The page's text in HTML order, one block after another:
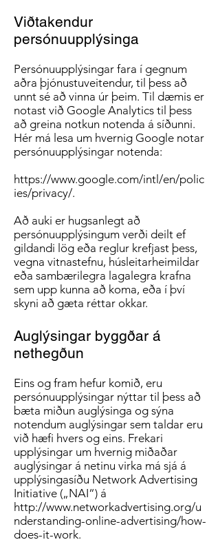
Viðtakendur
persónuupplýsinga
Persónuupplýsingar fara í gegnum
aðra þjónustuveitendur, til þess að
unnt sé að vinna úr þeim. Til dæmis er
notast við Google Analytics til þess
að greina notkun notenda á síðunni.
Hér má lesa um hvernig Google notar
persónuupplýsingar notenda:
https://www.google.com/intl/en/polic
ies/privacy/.
Að auki er hugsanlegt að
persónuupplýsingum verði deilt ef
gildandi lög eða reglur krefjast þess,
vegna vitnastefnu, húsleitarheimildar
eða sambærilegra lagalegra krafna
sem upp kunna að koma, eða í því
skyni að gæta réttar okkar.
Auglýsingar byggðar á
nethegðun
Eins og fram hefur komið, eru
persónuupplýsingar nýttar til þess að
bæta miðun auglýsinga og sýna
notendum auglýsingar sem taldar eru
við hæfi hvers og eins. Frekari
upplýsingar um hvernig miðaðar
auglýsingar á netinu virka má sjá á
upplýsingasíðu Network Advertising
Initiative („NAI“) á
http://www.networkadvertising.org/u
nderstanding-online-advertising/how-
does-it-work.